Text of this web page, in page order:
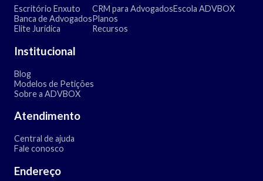
Escritório Enxuto
Banca de Advogados
Elite Jurídica
CRM para Advogados
Planos
Recursos
Escola ADVBOX
Institucional
Blog
Modelos de Petições
Sobre a ADVBOX
Atendimento
Central de ajuda
Fale conosco
Endereço